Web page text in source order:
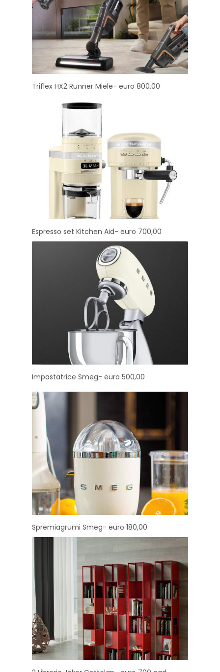
Triflex HX2 Runner Miele- euro 800,00
Espresso set Kitchen Aid- euro 700,00
Impastatrice Smeg- euro 500,00
Spremiagrumi Smeg- euro 180,00